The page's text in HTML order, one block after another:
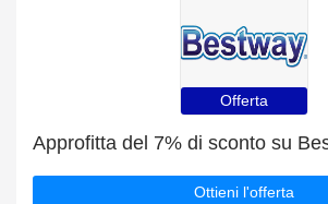
Offerta
Approfitta del 7% di sconto su
Ottieni l'offerta